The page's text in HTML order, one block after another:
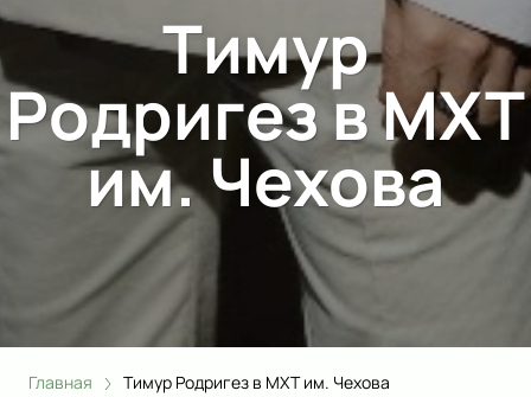
Тимур
Родригез в МХТ
им. Чехова
Главная Тимур Родригез в МХТ им. Чехова